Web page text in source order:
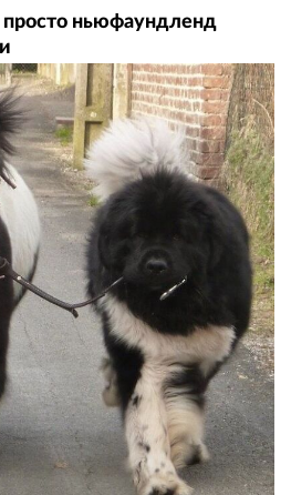
просто ньюфаундленд